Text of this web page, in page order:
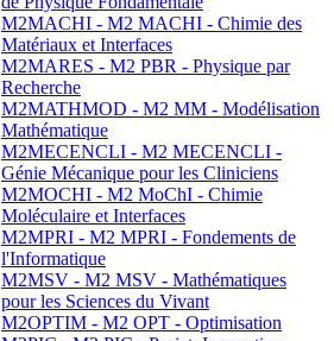
M2MACHI - M2 MACHI - Chimie des
Matériaux et Interfaces
M2MARES - M2 PBR - Physique par
Recherche
M2MATHMOD - M2 MM - Modélisation
Mathématique
M2MECENCLI - M2 MECENCLI -
Génie Mécanique pour les Cliniciens
M2MOCHI - M2 MoChI - Chimie
Moléculaire et Interfaces
M2MPRI - M2 MPRI - Fondements de
l'Informatique
M2MSV - M2 MSV - Mathématiques
pour les Sciences du Vivant
M2OPTIM - M2 OPT - Optimisation